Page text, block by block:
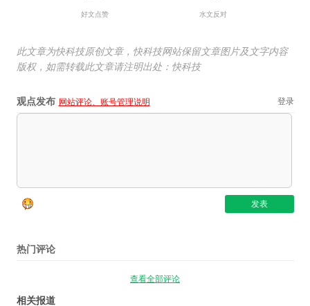
好文点赞 水文反对
此文章为快科技原创文章，快科技网站保留文章图片及文字内容
版权，如需转载此文章请注明出处：快科技
观点发布 网站评论、账号管理说明 登录
热门评论
查看全部评论
相关报道